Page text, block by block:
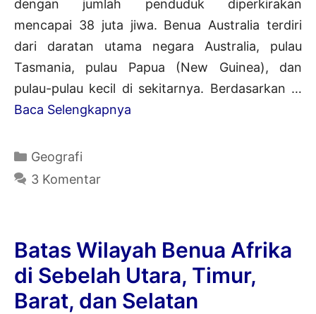
dengan jumlah penduduk diperkirakan
mencapai 38 juta jiwa. Benua Australia terdiri
dari daratan utama negara Australia, pulau
Tasmania, pulau Papua (New Guinea), dan
pulau-pulau kecil di sekitarnya. Berdasarkan …
Baca Selengkapnya
Timur,
Barat,
dan
Kategori
Geografi
3 Komentar
Batas Wilayah Benua Afrika
di Sebelah Utara, Timur,
Barat, dan Selatan